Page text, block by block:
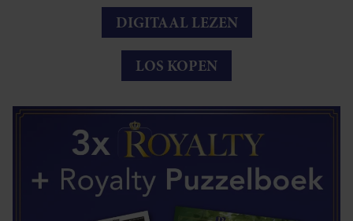
DIGITAAL LEZEN
LOS KOPEN